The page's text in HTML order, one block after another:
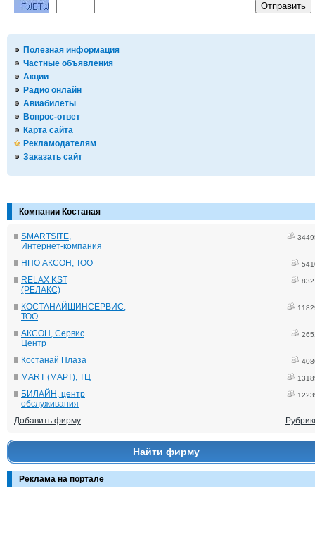
Полезная информация
Частные объявления
Акции
Радио онлайн
Авиабилеты
Вопрос-ответ
Карта сайта
Рекламодателям
Заказать сайт
Компании Костаная
SMARTSITE,
Интернет-компания
НПО АКСОН, ТОО
RELAX KST
(РЕЛАКС)
КОСТАНАЙШИНСЕРВИС,
ТОО
АКСОН, Сервис
Центр
Костанай Плаза
MART (МАРТ), ТЦ
БИЛАЙН, центр
обслуживания
Добавить фирму
Найти фирму
Реклама на портале